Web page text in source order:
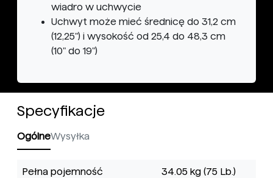
wiadro w uchwycie
Uchwyt może mieć średnicę do 31,2 cm
(12,25") i wysokość od 25,4 do 48,3 cm
(10" do 19")
Specyfikacje
OgólneWysyłka
Pełna pojemność 34.05 kg (75 Lb.)